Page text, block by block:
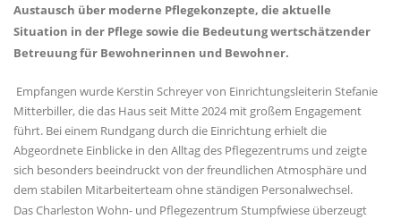
Austausch über moderne Pflegekonzepte, die aktuelle
Situation in der Pflege sowie die Bedeutung wertschätzender
Betreuung für Bewohnerinnen und Bewohner.
Empfangen wurde Kerstin Schreyer von Einrichtungsleiterin Stefanie
Mitterbiller, die das Haus seit Mitte 2024 mit großem Engagement
führt. Bei einem Rundgang durch die Einrichtung erhielt die
Abgeordnete Einblicke in den Alltag des Pflegezentrums und zeigte
sich besonders beeindruckt von der freundlichen Atmosphäre und
dem stabilen Mitarbeiterteam ohne ständigen Personalwechsel.
Das Charleston Wohn- und Pflegezentrum Stumpfwiese überzeugt